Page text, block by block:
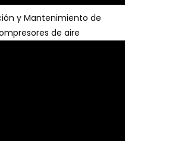
y Mantenimiento de
de aire